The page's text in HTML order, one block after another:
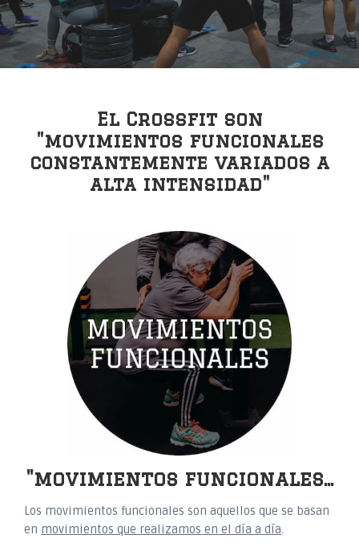
El Crossfit son
"movimientos funcionales
constantemente variados a
alta intensidad"
"movimientos funcionales...
Los movimientos funcionales son aquellos que se basan
en movimientos que realizamos en el día a día.